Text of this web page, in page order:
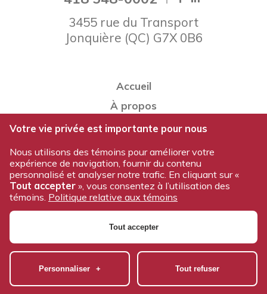
3455 rue du Transport
Jonquière (QC) G7X 0B6
Accueil
À propos
Notre équipe
Nos produits
Travailler chez Voltam
Nous joindre
Politique de confidentialité
© 2026 Tous droits réservés - Voltam / Conception et
réalisation:Nubee|Mes préférences cookies
Votre vie privée est importante pour nous
Nous utilisons des témoins pour améliorer votre
expérience de navigation, fournir du contenu
personnalisé et analyser notre trafic. En cliquant sur «
Tout accepter », vous consentez à l’utilisation des
témoins. Politique relative aux témoins
Personnaliser + Tout refuser
Tout accepter